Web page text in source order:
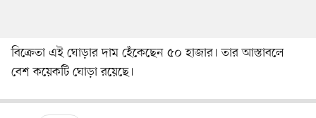
বিক্রেতা এই ঘোড়ার দাম হেঁকেছেন ৫০ হাজার। তার আস্তাবলে
বেশ কয়েকটি ঘোড়া রয়েছে।